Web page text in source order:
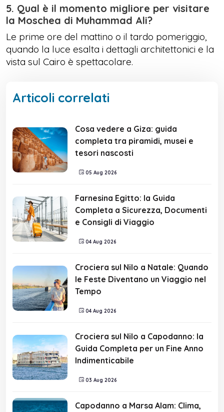
5. Qual è il momento migliore per visitare
la Moschea di Muhammad Ali?
Le prime ore del mattino o il tardo pomeriggio,
quando la luce esalta i dettagli architettonici e la
vista sul Cairo è spettacolare.
Articoli correlati
Cosa vedere a Giza: guida
completa tra piramidi, musei e
tesori nascosti
05 Aug 2026
Farnesina Egitto: la Guida
Completa a Sicurezza, Documenti
e Consigli di Viaggio
04 Aug 2026
Crociera sul Nilo a Natale: Quando
le Feste Diventano un Viaggio nel
Tempo
04 Aug 2026
Crociera sul Nilo a Capodanno: la
Guida Completa per un Fine Anno
Indimenticabile
03 Aug 2026
Capodanno a Marsa Alam: Clima,